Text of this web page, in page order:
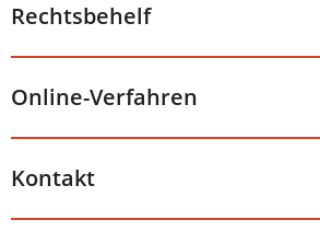
Rechtsbehelf
Online-Verfahren
Kontakt